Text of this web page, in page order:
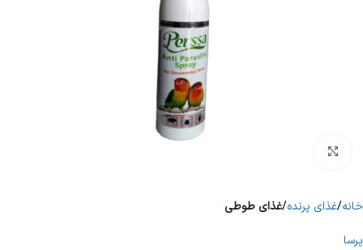
خانه غذای پرنده غذای طوطی
پرسا